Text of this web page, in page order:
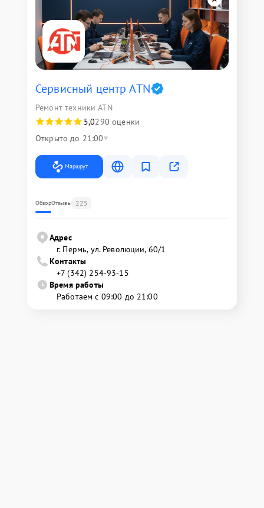
Сервисный центр ATN
Ремонт техники ATN
5,0290 оценки
Открыто до 21:00
Маршрут
ОбзорОтзывы 225
Адрес
г. Пермь, ул. ​Революции, 60/1
Контакты
+7 (342) 254-93-15
Время работы
Работаем с 09:00 до 21:00